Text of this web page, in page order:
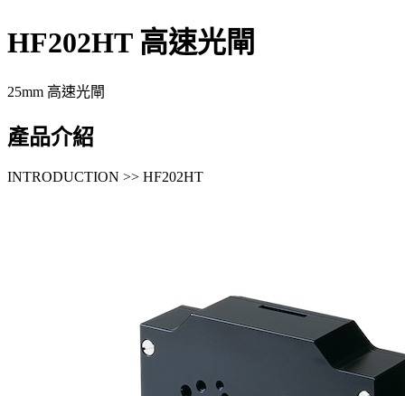
HF202HT 高速光閘
25mm 高速光閘
產品介紹
INTRODUCTION >> HF202HT